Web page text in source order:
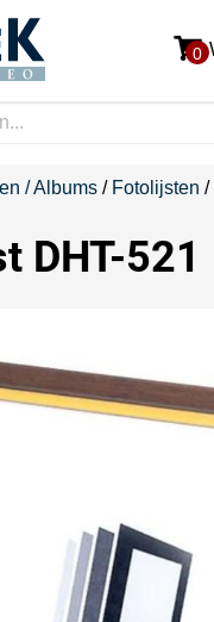
0
/ Albums / Fotolijsten /
DHT-521